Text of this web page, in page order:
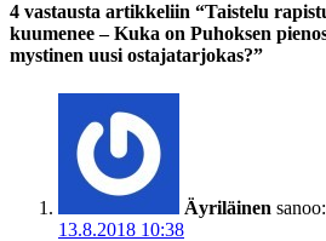
4 vastausta artikkeliin “Taistelu
kuumenee – Kuka on Puhoksen
mystinen uusi ostajatarjokas?”
Äyriläinen sanoo:
13.8.2018 10:38